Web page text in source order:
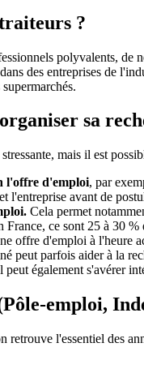
?
polyvalents,
des entreprises de
sa
mais il est
l'offre d'emploi, par
l'entreprise avant de
Cela permet
France, ce sont 25 à 30
offre d'emploi à l'heure
peut parfois aider à la
peut également s'avérer
emploi,
retrouve l'essentiel des